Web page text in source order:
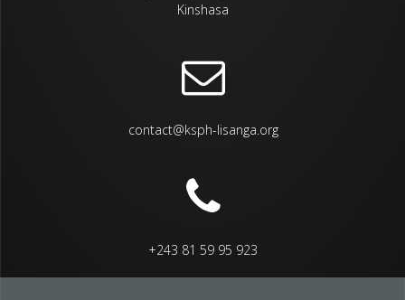
Kinshasa
contact@ksph-lisanga.org
+243 81 59 95 923